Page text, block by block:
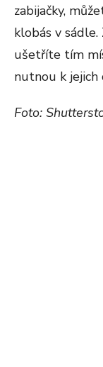
zabijačky,
klobás v
ušetříte tím
nutnou k
Foto: